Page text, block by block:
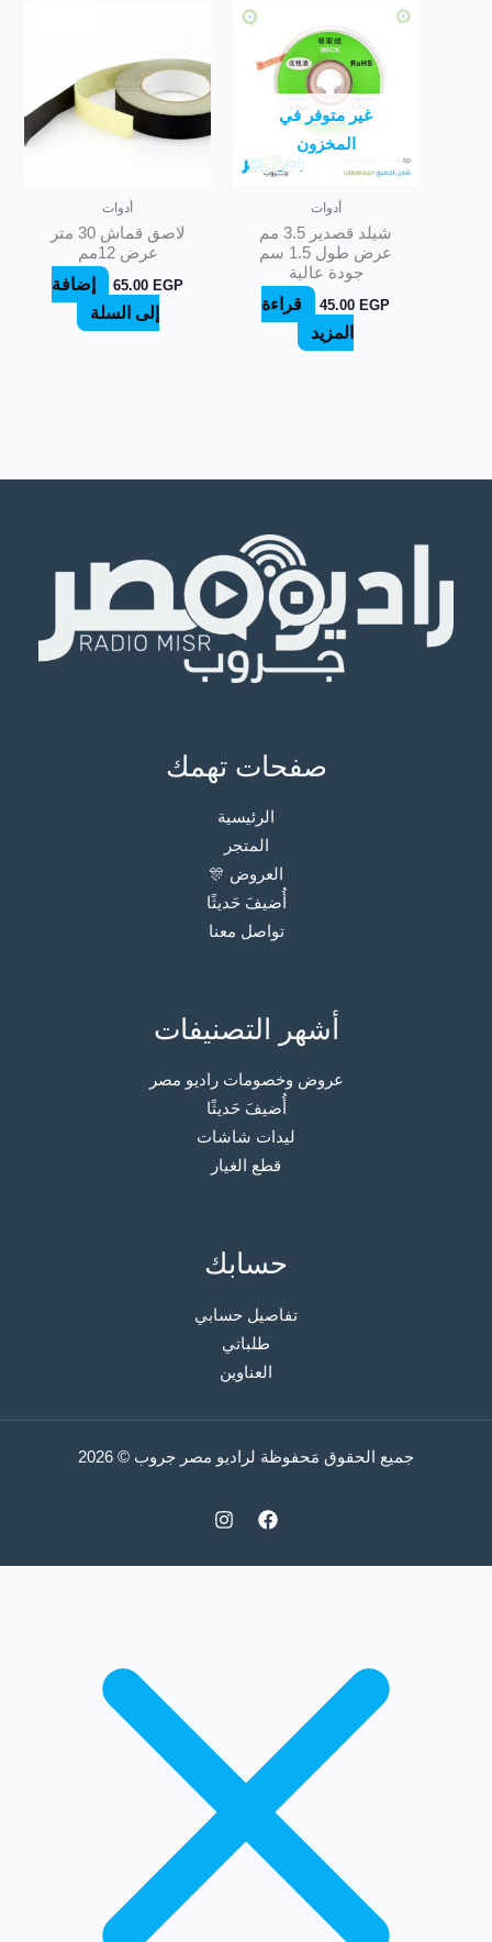
غير متوفر في
المخزون
أدوات
شيلد قصدير 3.5 مم
عرض طول 1.5 سم
جودة عالية
45.00 EGP
قراءة
المزيد
أدوات
لاصق قماش 30 متر
عرض 12مم
65.00 EGP
إضافة
إلى السلة
صفحات تهمك
الرئيسية
المتجر
العروض 🎊
أُضيفَ حَديثًا
تواصل معنا
أشهر التصنيفات
عروض وخصومات راديو مصر
أُضيفَ حَديثًا
ليدات شاشات
قطع الغيار
حسابك
تفاصيل حسابي
طلباتي
العناوين
جميع الحقوق مَحفوظة لراديو مصر جروب © 2026